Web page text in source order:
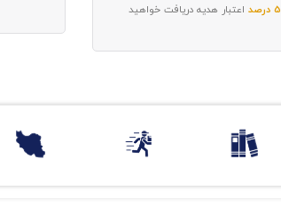
5 درصد
اعتبار هدیه دریافت خواهید